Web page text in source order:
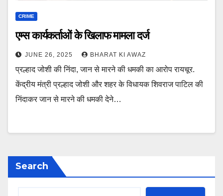
CRIME
एम्स कार्यकर्ताओं के खिलाफ मामला दर्ज
JUNE 26, 2025 BHARAT KI AWAZ
प्रल्हाद जोशी की निंदा, जान से मारने की धमकी का आरोप रायचूर.
केंद्रीय मंत्री प्रल्हाद जोशी और शहर के विधायक शिवराज पाटिल की
निंदाकर जान से मारने की धमकी देने…
Search